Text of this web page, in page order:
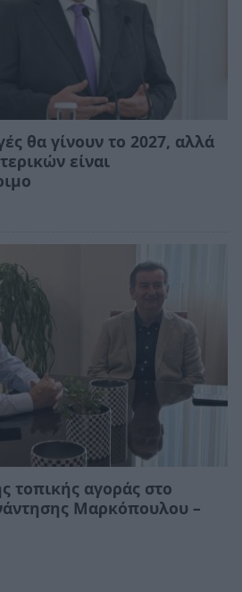
θα γίνουν το 2027, αλλά
είναι
τοπικής αγοράς στο
Μαρκόπουλου –